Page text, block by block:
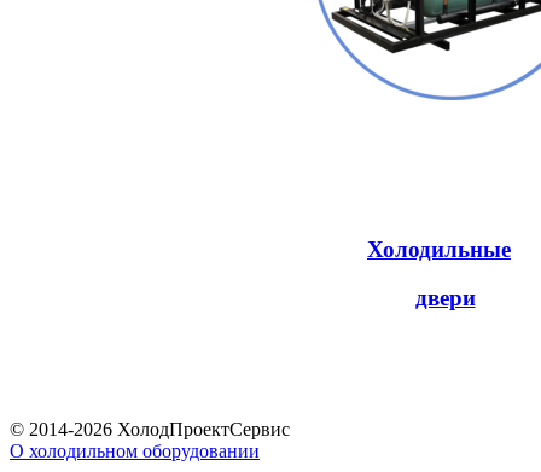
Холодильные
двери
© 2014-2026 ХолодПроектСервис
О холодильном оборудовании